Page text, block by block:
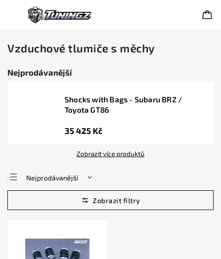
Vzduchové tlumiče s měchy
Nejprodávanější
Shocks with Bags - Subaru BRZ /
Toyota GT86
35 425 Kč
Zobrazit více produktů
Nejprodávanější
Nejlevnější
Nejdražší